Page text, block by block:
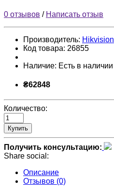
0 отзывов / Написать отзыв
Производитель: Hikvision
Код товара: 26855
Наличие: Есть в наличии
₴62848
Количество:
Купить
Получить консультацию:
Share social:
Описание
Отзывов (0)